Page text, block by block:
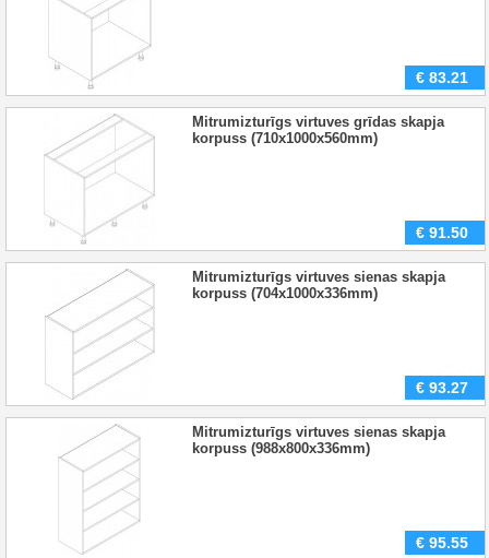
€ 83.21
Mitrumizturīgs virtuves grīdas skapja
korpuss (710x1000x560mm)
€ 91.50
Mitrumizturīgs virtuves sienas skapja
korpuss (704x1000x336mm)
€ 93.27
Mitrumizturīgs virtuves sienas skapja
korpuss (988x800x336mm)
€ 95.55